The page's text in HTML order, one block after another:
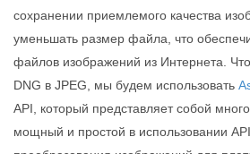
сохранении приемлемого качества
уменьшать размер файла, что
файлов изображений из Интернета.
DNG в JPEG, мы будем использовать
API, который представляет собой
мощный и простой в использовании